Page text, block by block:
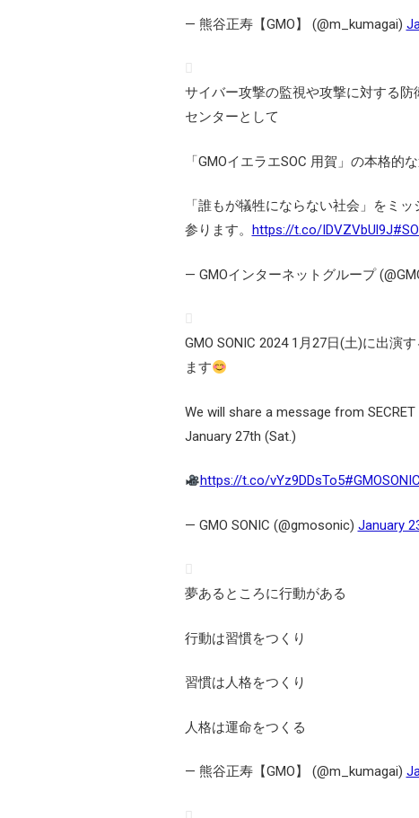
— 熊谷正寿【GMO】 (@m_kumagai)
サイバー攻撃の監視や攻撃に対する
センターとして
「GMOイエラエSOC 用賀」の本格的
「誰もが犠牲にならない社会」をミ
参ります。 https://t.co/IDVZVbUl9J
— GMOインターネットグループ
GMO SONIC 2024 1月27日(土)に出演す
ます
We will share a message from
January 27th (Sat.)
https://t.co/vYz9DDsTo5#GMOSONIC
— GMO SONIC (@gmosonic) January
夢あるところに行動がある
行動は習慣をつくり
習慣は人格をつくり
人格は運命をつくる
— 熊谷正寿【GMO】 (@m_kumagai)